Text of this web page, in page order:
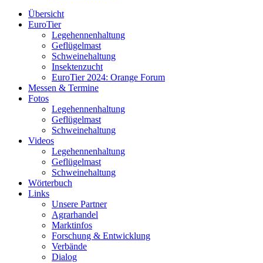
Übersicht
EuroTier
Legehennenhaltung
Geflügelmast
Schweinehaltung
Insektenzucht
EuroTier 2024: Orange Forum
Messen & Termine
Fotos
Legehennenhaltung
Geflügelmast
Schweinehaltung
Videos
Legehennenhaltung
Geflügelmast
Schweinehaltung
Wörterbuch
Links
Unsere Partner
Agrarhandel
Marktinfos
Forschung & Entwicklung
Verbände
Dialog